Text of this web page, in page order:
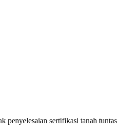
penyelesaian sertifikasi tanah tuntas